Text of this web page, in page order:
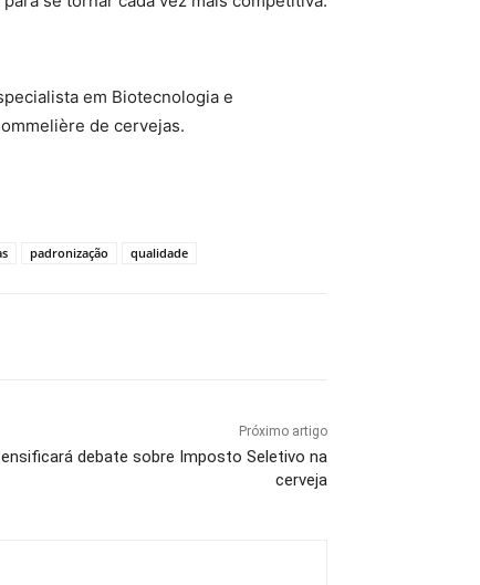
em Biotecnologia e
de cervejas.
padronização qualidade
Próximo artigo
debate sobre Imposto Seletivo na
cerveja